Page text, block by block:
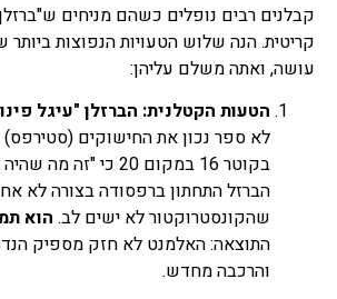
קבלנים רבים נופלים כשהם מניחים
קריטית. הנה שלוש הטעויות הנפוצות ביותר
עושה, ואתה משלם עליהן:
הטעות הקטלנית: הברזלן "עיגל
לא ספר נכון את החישוקים
בקוטר 16 במקום 20 כי
הברזל התחתון ברפסודה בצורה לא
שהקונסטרוקטור לא ישים לב. הוא
התוצאה: האלמנט לא חזק מספיק
והרכבה מחדש.